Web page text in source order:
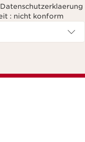
Datenschutzerklaerung
: nicht konform